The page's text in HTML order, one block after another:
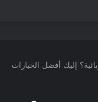
إليك أفضل الخيارات